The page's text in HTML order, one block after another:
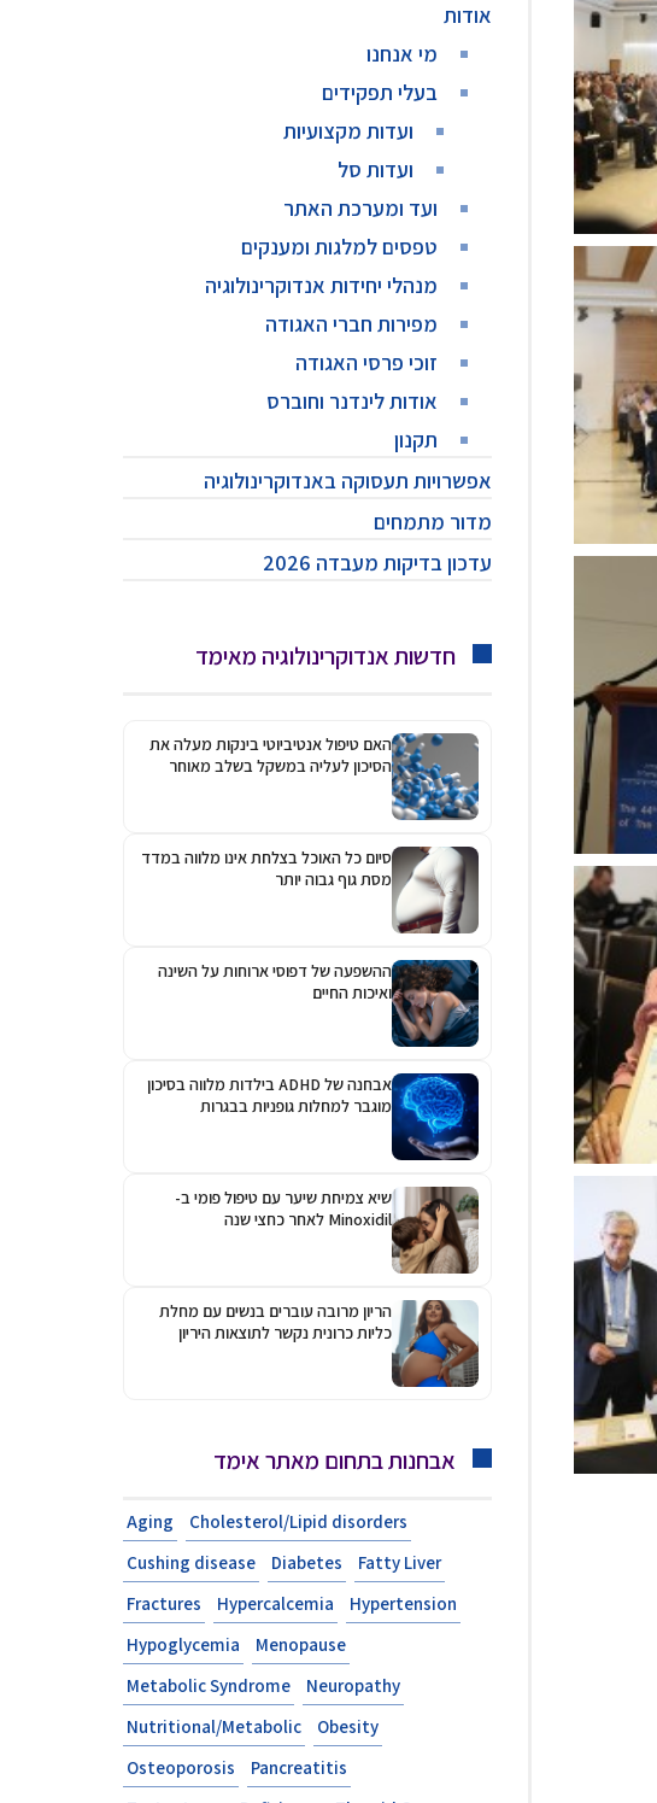
אודות
מי אנחנו
בעלי תפקידים
ועדות מקצועיות
ועדות סל
ועד ומערכת האתר
טפסים למלגות ומענקים
מנהלי יחידות אנדוקרינולוגיה
מפירות חברי האגודה
זוכי פרסי האגודה
אודות לינדנר וחוברס
תקנון
אפשרויות תעסוקה באנדוקרינולוגיה
מדור מתמחים
עדכון בדיקות מעבדה 2026
חדשות אנדוקרינולוגיה מאימד
האם טיפול אנטיביוטי בינקות מעלה את
הסיכון לעליה במשקל בשלב מאוחר
סיום כל האוכל בצלחת אינו מלווה במדד
מסת גוף גבוה יותר
ההשפעה של דפוסי ארוחות על השינה
ואיכות החיים
אבחנה של ADHD בילדות מלווה בסיכון
מוגבר למחלות גופניות בבגרות
שיא צמיחת שיער עם טיפול פומי ב-
Minoxidil לאחר כחצי שנה
הריון מרובה עוברים בנשים עם מחלת
כליות כרונית נקשר לתוצאות היריון
אבחנות בתחום מאתר אימד
Aging
Cholesterol/Lipid disorders
Cushing disease
Diabetes
Fatty Liver
Fractures
Hypercalcemia
Hypertension
Hypoglycemia
Menopause
Metabolic Syndrome
Neuropathy
Nutritional/Metabolic
Obesity
Osteoporosis
Pancreatitis